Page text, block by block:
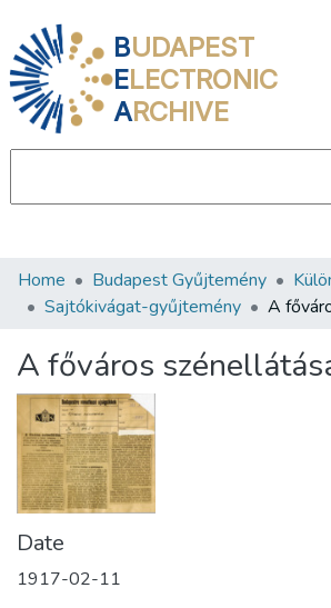
BUDAPEST
ELECTRONIC
ARCHIVE
Communities & Collections
Statistics
About us
Home Budapest Gyűjtemény
Sajtókivágat-gyűjtemény
A
A főváros
Date
1917-02-11